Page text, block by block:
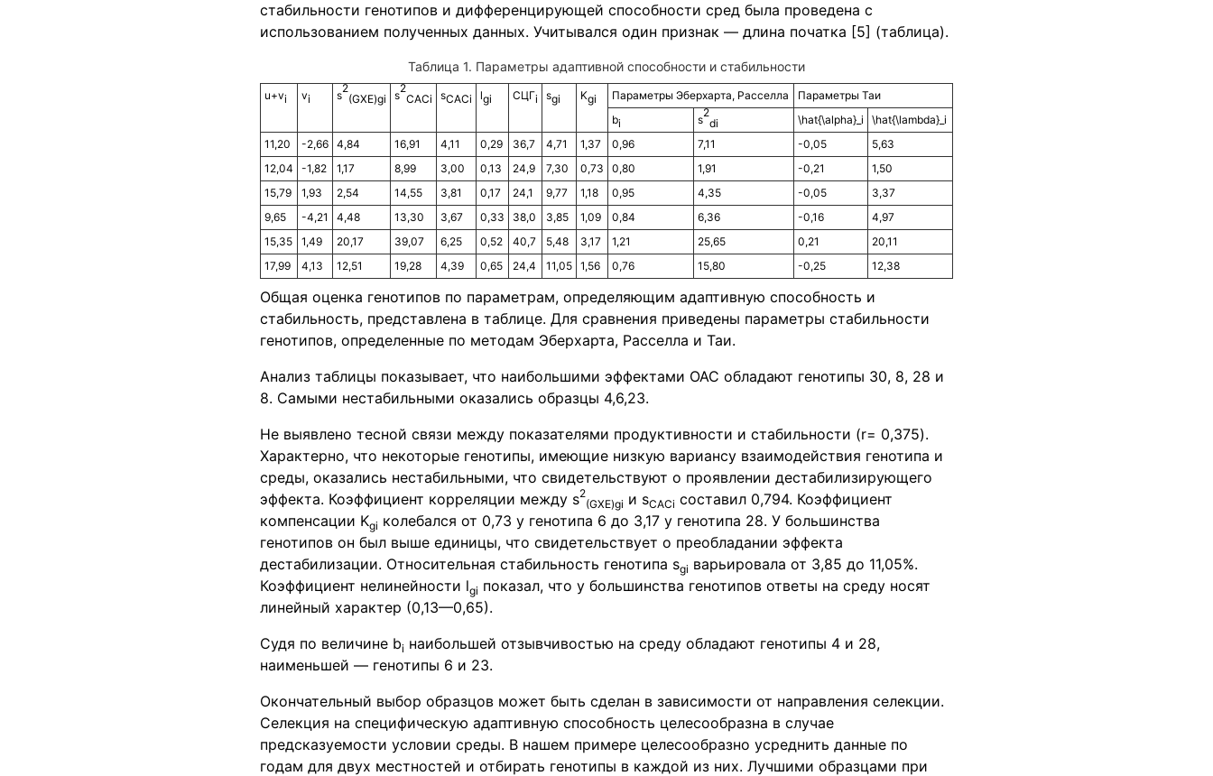
стабильности генотипов и дифференцирующей способности сред была проведена с
использованием полученных данных. Учитывался один признак — длина початка [5] (таблица).
Параметры адаптивной способности и стабильности
u+vi vi s
2
(GXE)gi
s
2
САСi sСАСi lgi СЦГi sgi Kgi Параметры Эберхарта, Расселла
Параметры Таи
bi s
2
di
\hat{\alpha}_i
\hat{\lambda}_i
11,20
-2,66 4,84 16,91 4,11 0,29 36,7 4,71 1,37 0,96 7,11 -0,05
5,63
12,04
-1,82 1,17 8,99 3,00 0,13 24,9 7,30 0,73 0,80 1,91 -0,21
1,50
15,79
1,93 2,54 14,55 3,81 0,17 24,1 9,77 1,18 0,95 4,35 -0,05
3,37
9,65
-4,21 4,48 13,30 3,67 0,33 38,0 3,85 1,09 0,84 6,36 -0,16
4,97
15,35
1,49 20,17 39,07 6,25 0,52 40,7 5,48 3,17 1,21 25,65 0,21
20,11
17,99
4,13 12,51 19,28 4,39 0,65 24,4 11,05 1,56 0,76 15,80 -0,25 12,38
Общая оценка генотипов по параметрам, определяющим адаптивную способность и
стабильность, представлена в таблице. Для сравнения приведены параметры стабильности
генотипов, определенные по методам Эберхарта, Расселла и Таи.
Анализ таблицы показывает, что наибольшими эффектами ОАС обладают генотипы 30, 8, 28 и
8. Самыми нестабильными оказались образцы 4,6,23.
Не выявлено тесной связи между показателями продуктивности и стабильности (r= 0,375).
Характерно, что некоторые генотипы, имеющие низкую вариансу взаимодействия генотипа и
среды, оказались нестабильными, что свидетельствуют о проявлении дестабилизирующего
эффекта. Коэффициент корреляции между s2
(GXE)gi и sСАСi составил 0,794. Коэффициент
компенсации Kgi колебался от 0,73 у генотипа 6 до 3,17 у генотипа 28. У большинства
генотипов он был выше единицы, что свидетельствует о преобладании эффекта
дестабилизации. Относительная стабильность генотипа sgi варьировала от 3,85 до 11,05%.
Коэффициент нелинейности lgi показал, что у большинства генотипов ответы на среду носят
линейный характер (0,13—0,65).
Судя по величине bi наибольшей отзывчивостью на среду обладают генотипы 4 и 28,
наименьшей — генотипы 6 и 23.
Окончательный выбор образцов может быть сделан в зависимости от направления селекции.
Селекция на специфическую адаптивную способность целесообразна в случае
предсказуемости условии среды. В нашем примере целесообразно усреднить данные по
годам для двух местностей и отбирать генотипы в каждой из них. Лучшими образцами при